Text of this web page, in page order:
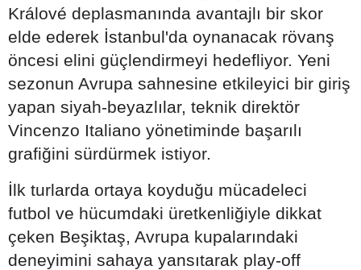
Králové deplasmanında avantajlı bir skor
elde ederek İstanbul'da oynanacak rövanş
öncesi elini güçlendirmeyi hedefliyor. Yeni
sezonun Avrupa sahnesine etkileyici bir giriş
yapan siyah-beyazlılar, teknik direktör
Vincenzo Italiano yönetiminde başarılı
grafiğini sürdürmek istiyor.
İlk turlarda ortaya koyduğu mücadeleci
futbol ve hücumdaki üretkenliğiyle dikkat
çeken Beşiktaş, Avrupa kupalarındaki
deneyimini sahaya yansıtarak play-off